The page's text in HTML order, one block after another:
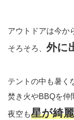
アウトドアは今か
そろそろ、 外に
テントの中も暑く
焚き火やBBQを仲
夜空も星が綺麗